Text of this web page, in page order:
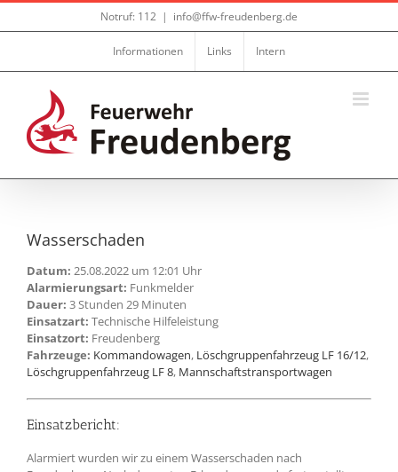
Zum
Notruf: 112 | info@ffw-freudenberg.de
Informationen Links Intern
Wasserschaden
Datum: 25.08.2022 um 12:01 Uhr
Alarmierungsart: Funkmelder
Dauer: 3 Stunden 29 Minuten
Einsatzart: Technische Hilfeleistung
Einsatzort: Freudenberg
Fahrzeuge: Kommandowagen, Löschgruppenfahrzeug LF 16/12,
Löschgruppenfahrzeug LF 8, Mannschaftstransportwagen
Einsatzbericht:
Alarmiert wurden wir zu einem Wasserschaden nach